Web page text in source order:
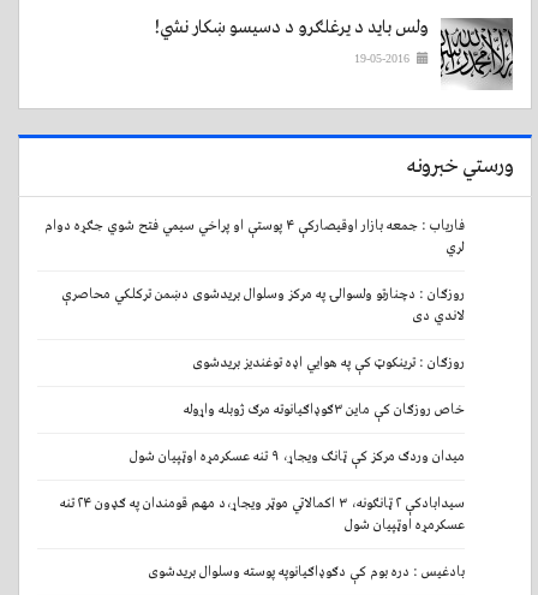
ولس باید د یرغلګرو د دسیسو ښکار نشي!
19-05-2016
ورستي خبرونه
فاریاب : جمعه بازار اوقیصارکې ۴ پوستې او پراخي سیمي فتح شوي جګړه دوام
لري
روزګان : دچنارتو ولسوالۍ په مرکز وسلوال بریدشوی دښمن ترکلکي محاصرې
لاندي دی
روزګان : ترینکوټ کې په هوایي اډه توغندیز بریدشوی
خاص روزګان کې ماین ۳ګوډاګیانوته مرګ ژوبله واړوله
میدان وردګ مرکز کې ټانګ ویجاړ، ۹ تنه عسکرمړه اوټپیان شول
سیدابادکې ۲ ټانګونه، ۳ اکمالاتي موټر ویجاړ،د مهم قومندان په ګډون ۲۴ تنه
عسکرمړه اوټپیان شول
بادغیس : دره بوم کې دګوډاګیانوپه پوسته وسلوال بریدشوی